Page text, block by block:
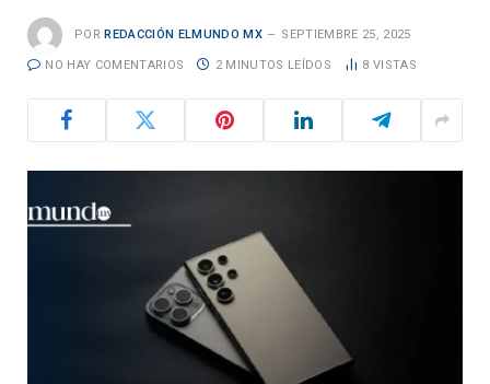
POR REDACCIÓN ELMUNDO MX SEPTIEMBRE 25, 2025
NO HAY COMENTARIOS 2 MINUTOS LEÍDOS 8 VISTAS